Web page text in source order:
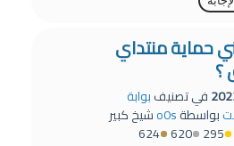
حماية منتداي
؟
في تصنيفبوابة
بواسطةo0sشيخ كبير
295
620
624